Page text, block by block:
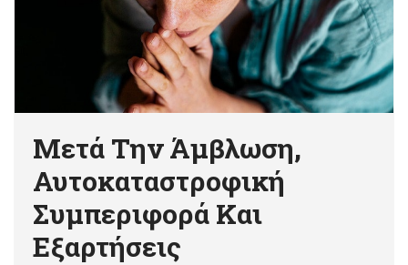
Μετά Την Άμβλωση,
Αυτοκαταστροφική
Συμπεριφορά Και
Εξαρτήσεις